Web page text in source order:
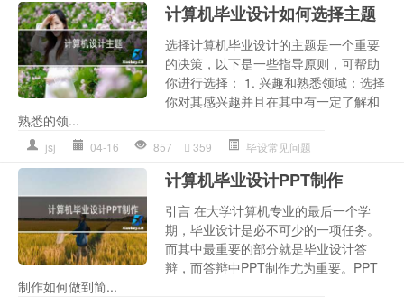
计算机毕业设计如何选择主题
选择计算机毕业设计的主题是一个重要
的决策，以下是一些指导原则，可帮助
你进行选择： 1. 兴趣和熟悉领域：选择
你对其感兴趣并且在其中有一定了解和
熟悉的领...
jsj 04-16 857 359 毕设常见问题
计算机毕业设计PPT制作
引言 在大学计算机专业的最后一个学
期，毕业设计是必不可少的一项任务。
而其中最重要的部分就是毕业设计答
辩，而答辩中PPT制作尤为重要。PPT
制作如何做到简...